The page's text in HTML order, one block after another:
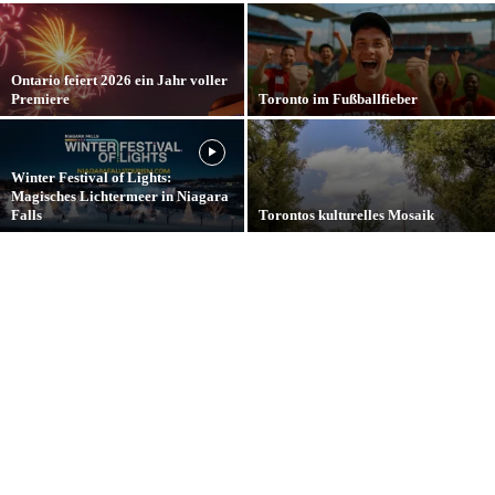
Ontario feiert 2026 ein Jahr voller
Premiere
Toronto im Fußballfieber
Winter Festival of Lights:
Magisches Lichtermeer in Niagara
Falls
Torontos kulturelles Mosaik